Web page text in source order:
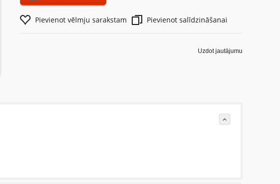
Pievienot vēlmju sarakstam Pievienot salīdzināšanai
Uzdot jautājumu